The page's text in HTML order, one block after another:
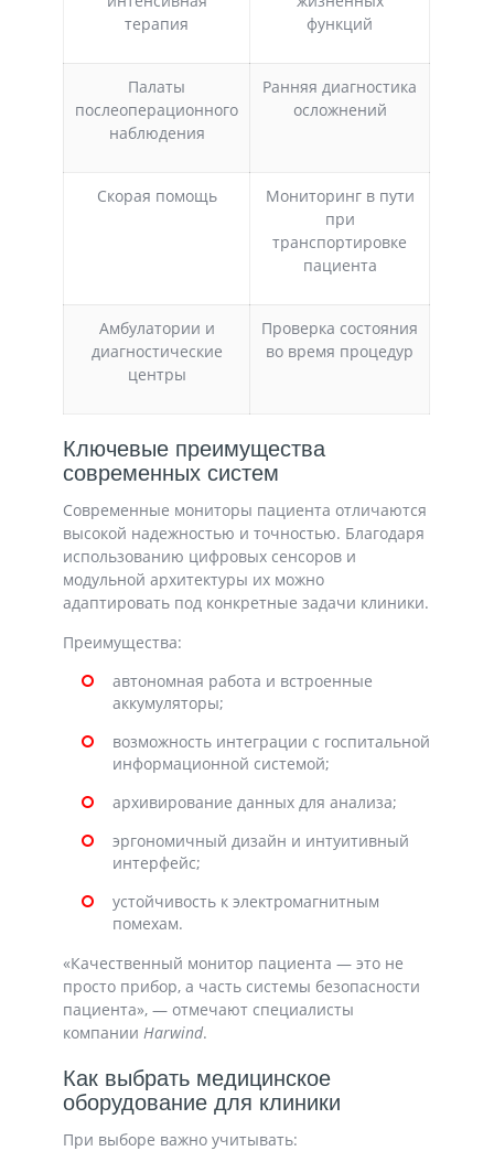
терапия
функций
Палаты
послеоперационного
наблюдения
Ранняя диагностика
осложнений
Скорая помощь
Мониторинг в пути
при
транспортировке
пациента
Амбулатории и
диагностические
центры
Проверка состояния
во время процедур
Ключевые преимущества
современных систем
Современные мониторы пациента отличаются
высокой надежностью и точностью. Благодаря
использованию цифровых сенсоров и
модульной архитектуры их можно
адаптировать под конкретные задачи клиники.
Преимущества:
автономная работа и встроенные
аккумуляторы;
возможность интеграции с госпитальной
информационной системой;
архивирование данных для анализа;
эргономичный дизайн и интуитивный
интерфейс;
устойчивость к электромагнитным
помехам.
«Качественный монитор пациента — это не
просто прибор, а часть системы безопасности
пациента», — отмечают специалисты
компанииHarwind.
Как выбрать медицинское
оборудование для клиники
При выборе важно учитывать: